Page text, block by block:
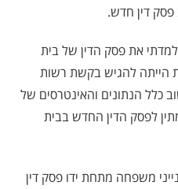
דין חדש.
את פסק הדין של בית
הייתה להגיש בקשת רשות
כלל הנתונים והאינטרסים של
לפסק הדין החדש בבית
משפחה מתחת ידו פסק דין